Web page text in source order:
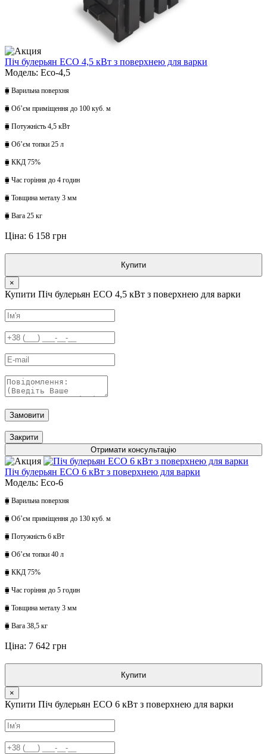
Піч булерьян ECO 4,5 кВт з поверхнею для варки
Модель: Eco-4,5
⧯ Варильна поверхня
⧯ Обʼєм приміщення до 100 куб. м
⧯ Потужність 4,5 кВт
⧯ Обʼєм топки 25 л
⧯ ККД 75%
⧯ Час горіння до 4 годин
⧯ Товщина металу 3 мм
⧯ Вага 25 кг
Ціна: 6 158 грн
Купити
×
Купити Піч булерьян ECO 4,5 кВт з поверхнею для варки
Замовити
Закрити
Отримати консультацію
Піч булерьян ECO 6 кВт з поверхнею для варки
Модель: Eco-6
⧯ Варильна поверхня
⧯ Обʼєм приміщення до 130 куб. м
⧯ Потужність 6 кВт
⧯ Обʼєм топки 40 л
⧯ ККД 75%
⧯ Час горіння до 5 годин
⧯ Товщина металу 3 мм
⧯ Вага 38,5 кг
Ціна: 7 642 грн
Купити
×
Купити Піч булерьян ECO 6 кВт з поверхнею для варки